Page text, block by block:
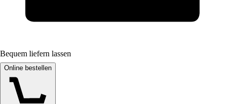
Bequem liefern lassen
Online bestellen